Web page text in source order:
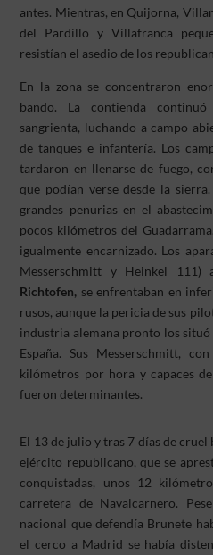
antes. Mientras, en Quijorna,
del Pardillo y Villafranca
resistían el asedio de los
En la zona se concentraron
bando. La contienda
sangrienta, luchando a campo
de tanques e infantería. Los
tardaron en llenarse de fuego,
que podían verse desde la
grandes penurias en el
pocos kilómetros del
igualmente encarnizado. Los
Messerschmitt y Heinkel
Richtofen, se enfrentaban en
rusos, aunque la pericia de sus
industria alemana pronto los
España. Sus Messerschmitt,
kilómetros por hora y capaces
fueron determinantes.
El 13 de julio y tras 7 días de
ejército republicano, que se
conquistadas, unos 12
carretera de Navalcarnero.
nacional que defendía Brunete
el cerco a Madrid se había